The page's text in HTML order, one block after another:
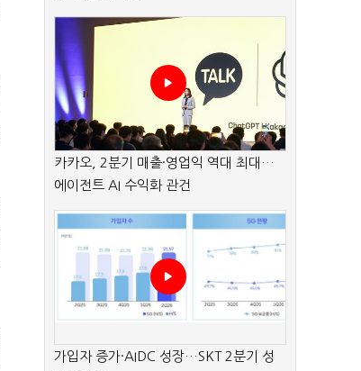
카카오, 2분기 매출·영업익 역대 최대…
에이전트 AI 수익화 관건
가입자 증가·AIDC 성장…SKT 2분기 성